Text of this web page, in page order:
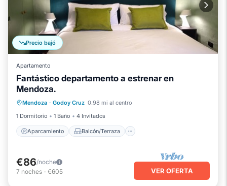
Precio bajó
Apartamento
Fantástico departamento a estrenar en
Mendoza.
Mendoza · Godoy Cruz 0.98 mi al centro
1 Dormitorio
1 Baño 4 Invitados
Aparcamiento Balcón/Terraza
Aparcamiento
Cocina
Aire acondicionado
€86/noche
7 noches - €605 VER OFERTA